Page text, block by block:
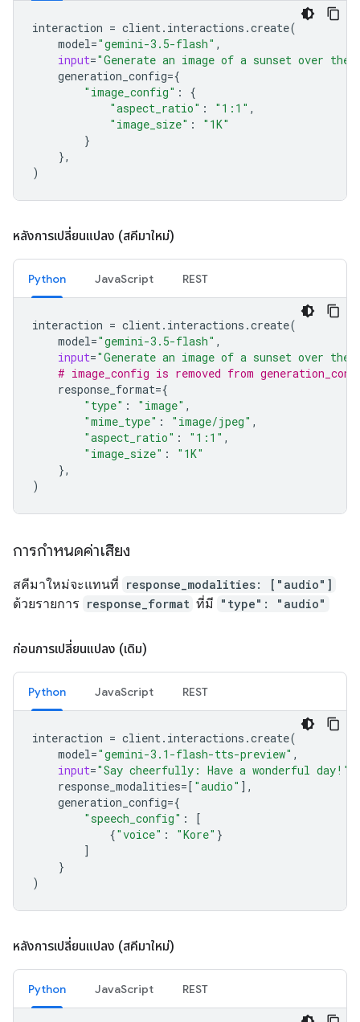
interaction = client. interactions .create(
model="gemini-3.5-flash" ,
input="Generate an image of a sunset over the
generation_config={
"image_config" :
{
"aspect_ratio" : "1:1" ,
"image_size" :
"1K"
}
},
)
หลังการเปลี่ยนแปลง (สคีมาใหม่)
Python JavaScript REST
interaction = client. interactions .create(
model="gemini-3.5-flash" ,
input="Generate an image of a sunset over the
# image_config is removed from
response_format={
"type" : "image" ,
"mime_type" : "image/jpeg" ,
"aspect_ratio" : "1:1" ,
"image_size" :
"1K"
},
)
การกำหนดค่าเสียง
สคีมาใหม่จะแทนที่ response_modalities: ["audio"]
ด้วยรายการ response_format ที่มี "type": "audio"
ก่อนการเปลี่ยนแปลง (เดิม)
Python JavaScript REST
interaction = client. interactions .create(
model="gemini-3.1-flash-tts-preview" ,
input="Say cheerfully: Have a wonderful day!"
response_modalities=[ "audio" ],
generation_config={
"speech_config" :
[
{"voice" : "Kore" }
]
}
)
หลังการเปลี่ยนแปลง (สคีมาใหม่)
Python JavaScript REST